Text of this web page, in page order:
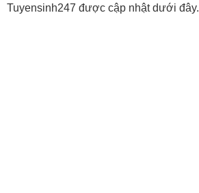
Tuyensinh247 được cập nhật dưới đây.